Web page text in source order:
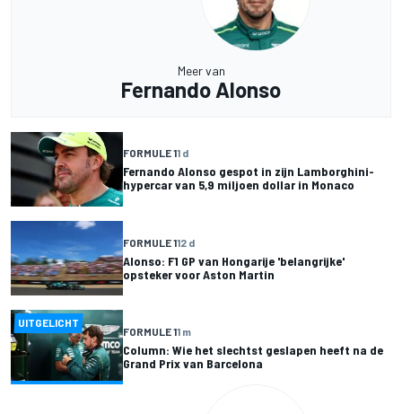
Meer van
Fernando Alonso
FORMULE 11 d
Fernando Alonso gespot in zijn Lamborghini-
hypercar van 5,9 miljoen dollar in Monaco
FORMULE 112 d
Alonso: F1 GP van Hongarije 'belangrijke'
opsteker voor Aston Martin
UITGELICHT
FORMULE 11 m
Column: Wie het slechtst geslapen heeft na de
Grand Prix van Barcelona